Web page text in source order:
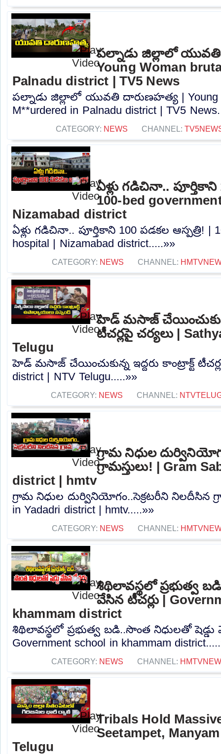
పల్నాడు జిల్లాలో
Young Woman
Palnadu district | TV5 News
పల్నాడు జిల్లాలో యువతి దారుణహత్య | Young
M**urdered in Palnadu district | TV5
CATEGORY: NEWS CHANNEL:
ఏళ్లు గడిచినా.. పూర్తికాని
100-bed
Nizamabad district
ఏళ్లు గడిచినా.. పూర్తికాని 100 పడకల ఆస్పత్రి! |
hospital | Nizamabad district.....»»
CATEGORY: NEWS CHANNEL:
హెడ్ మసాజ్ చేయించుకున్న
టీచర్లపై చర్యలు |
Telugu
హెడ్ మసాజ్ చేయించుకున్న ఇద్దరు కాంట్రాక్ట్
district | NTV Telugu.....»»
CATEGORY: NEWS CHANNEL:
గ్రామ నిధుల
గ్రామస్తులు! | Gram
district | hmtv
గ్రామ నిధుల దుర్వినియోగం..సెక్రటరీని నిలదీసిన
in Yadadri district | hmtv.....»»
CATEGORY: NEWS CHANNEL:
శిథిలావస్థలో ప్రభుత్వ
వేసిన టీచర్లు |
khammam district
శిథిలావస్థలో ప్రభుత్వ బడి..సొంత నిధులతో షెడ్డు
Government school in khammam
CATEGORY: NEWS CHANNEL:
Tribals Hold
Seetampet,
Telugu